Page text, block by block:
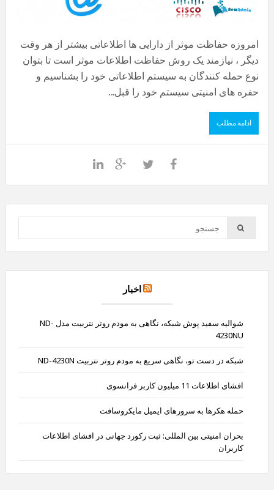
امروزه حفاظت موثر از دارایی ها اطلاعاتی بیشتر از هر وقت
دیگر ، نیازمند یک روش حفاظت اطلاعات موثر است تا بتوان
نوع حمله کنندگان به سیستم اطلاعاتی خود را بشناسیم و
حفره های امنیتی سیستم خود را قبل...
ادامه مطلب
اخبار
شوالیه سفید پوش شبکه، نگاهی به مودم روتر نتربیت مدل ND-
4230NU
شبکه در دست تو، نگاهی سریع به مودم روتر نتربیت ND-4230N
افشای اطلاعات 11 میلیون کاربر فرانسوی
حمله هکرها به سرورهای ایمیل مایکروسافت
بحران امنیتی بین المللی: ثبت رکورد جهانی در افشای اطلاعات
کاربران